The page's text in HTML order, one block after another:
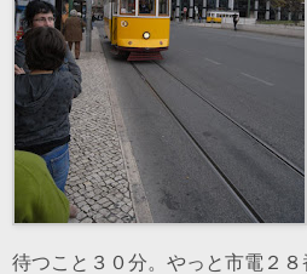
待つこと３０分。やっと市電２８